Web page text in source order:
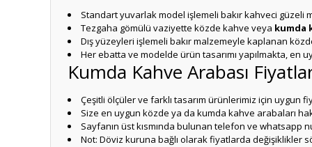
Standart yuvarlak model işlemeli bakır kahveci güzeli
Tezgaha gömülü vaziyette közde kahve veya kumda
Dış yüzeyleri işlemeli bakır malzemeyle kaplanan
Her ebatta ve modelde ürün tasarımı yapılmakta, en
Kumda Kahve Arabası
Çeşitli ölçüler ve farklı tasarım ürünlerimiz için uygun
Size en uygun közde ya da kumda kahve arabaları
Sayfanın üst kısmında bulunan telefon ve whatsapp
Not: Döviz kuruna bağlı olarak fiyatlarda değişiklikler